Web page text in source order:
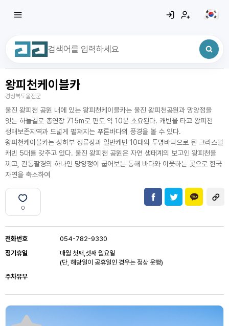
최근 검색어
왕피천케이블카
경상북도울진군
울진 왕피천 공원 내에 있는 왕피천케이블카는 울진 왕피천공원과 망양정을
잇는 하늘길로 총연장 715m로 편도 약 10분 소요된다. 캐빈을 타고 왕피천
생태보존지역과 드넓게 펼쳐지는 푸른바다의 풍경을 볼 수 있다.
왕피천케이블카는 상하부 정류장과 일반캐빈 10대와 투명바닥으로 된 크리스털
캐빈 5대를 갖추고 있다. 울진 왕피천 공원은 자연 생태계의 보고인 왕피천을
끼고, 관동팔경의 하나인 망양정이 굽어보는 동해 바다와 이웃하는 곳으로 한국
자연을 축소하여
0
전화번호
054-782-9330
정기휴일
매월 첫째,셋째 월요일
(단, 해당일이 공휴일인 경우는 정상 운행)
주차유무